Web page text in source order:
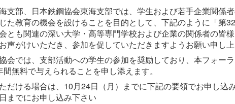
支部、日本鉄鋼協会東海支部では、学生および若手企業関係
た教育の機会を設けることを目的として、下記のように「第
とも関連の深い大学・高等専門学校および企業の関係者の皆
声がけいただき、参加を促していただきますようお願い申し上
会では、支部活動への学生の参加を奨励しており、本フォ
無料で与えられることを申し添えます。
だける場合は、10月24日（月）までに下記の要領でお申し
までにお申し込み下さい